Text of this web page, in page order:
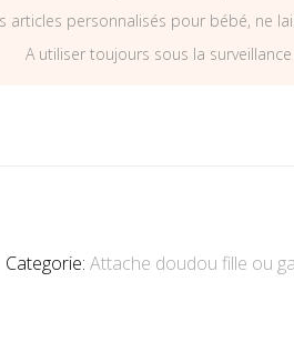
personnalisés pour bébé, ne
A utiliser toujours sous la surveillance
Categorie: Attache doudou fille ou